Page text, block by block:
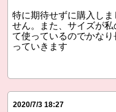
特に期待せずに購入し
せん。また、サイズが
て使っているのでかな
っていきます
2020/7/3 18:27